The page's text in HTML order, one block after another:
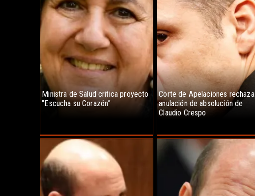
Ministra de Salud critica proyecto
“Escucha su Corazón”
Corte de Apelaciones rechaza
anulación de absolución de
Claudio Crespo